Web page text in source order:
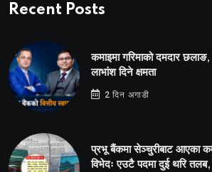
Recent Posts
कमाइमा गरिमाको दमदार
लाभांश दिने क्षमता
2 दिन अगाडी
प्रभू बैंकमा सेञ्चुरीबाट आएका
विभेदः एउटै पदमा दुई थरि तलब,